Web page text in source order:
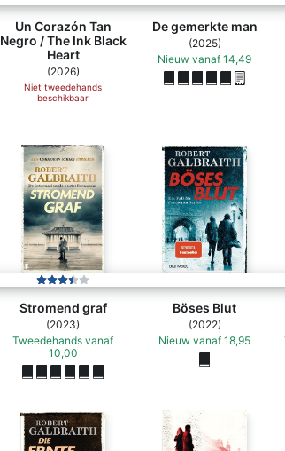
Un Corazón Tan
Negro / The Ink Black
Heart
(2026)
Niet tweedehands
beschikbaar
De gemerkte man
(2025)
Nieuw vanaf 14,49
Stromend graf
(2023)
Tweedehands vanaf
10,00
Böses Blut
(2022)
Nieuw vanaf 18,95